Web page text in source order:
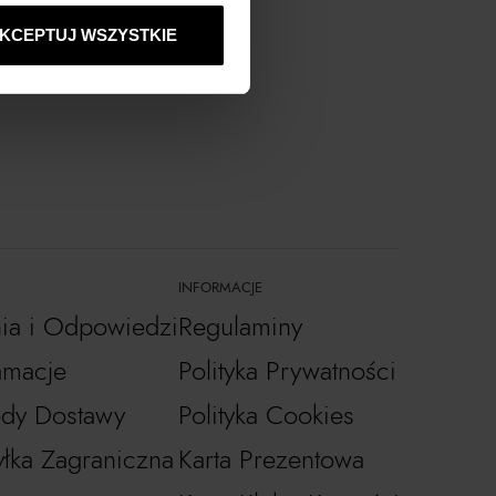
WSZYSTKIE
i Odpowiedzi
Dostawy
Zagraniczna
INFORMACJE
Regulaminy
Polityka Prywatności
Polityka Cookies
Karta Prezentowa